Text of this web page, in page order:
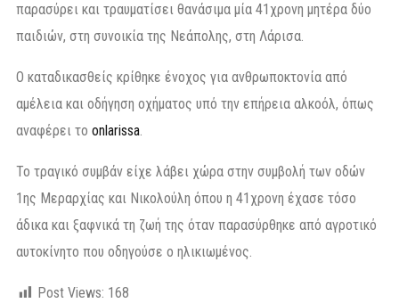
παρασύρει και τραυματίσει θανάσιμα μία 41χρονη μητέρα δύο
παιδιών, στη συνοικία της Νεάπολης, στη Λάρισα.
Ο καταδικασθείς κρίθηκε ένοχος για ανθρωποκτονία από
αμέλεια και οδήγηση οχήματος υπό την επήρεια αλκοόλ, όπως
αναφέρει το onlarissa.
Το τραγικό συμβάν είχε λάβει χώρα στην συμβολή των οδών
1ης Μεραρχίας και Νικολούλη όπου η 41χρονη έχασε τόσο
άδικα και ξαφνικά τη ζωή της όταν παρασύρθηκε από αγροτικό
αυτοκίνητο που οδηγούσε ο ηλικιωμένος.
Post Views: 168